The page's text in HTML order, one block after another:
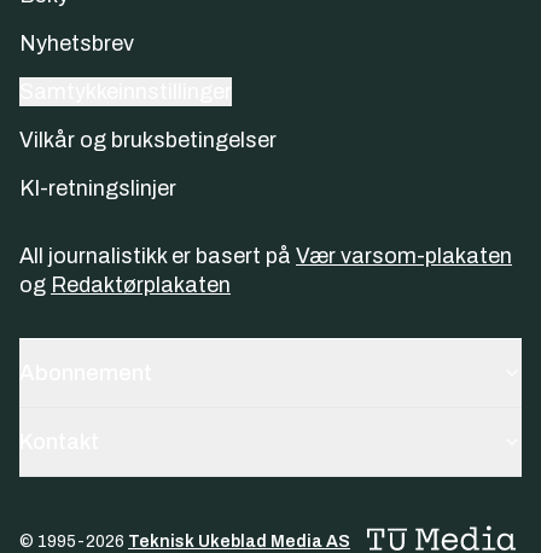
Nyhetsbrev
Vilkår og bruksbetingelser
KI-retningslinjer
All journalistikk er basert på Vær varsom-plakaten
og Redaktørplakaten
© 1995-2026 Teknisk Ukeblad Media AS